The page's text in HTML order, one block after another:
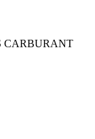
CARBURANT